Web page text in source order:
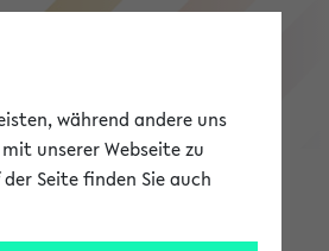
eKVV
während andere uns
unserer Webseite zu
Seite finden Sie auch